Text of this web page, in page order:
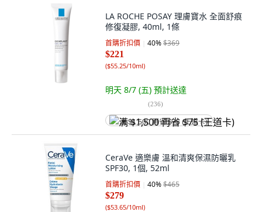
LA ROCHE POSAY 理膚寶水 全面舒痕
修復凝膠, 40ml, 1條
首購折扣價 40%$369
$221
($55.25/10ml)
明天 8/7 (五) 預計送達
(236)
满 $1,500 再省 $75 (王道卡)
CeraVe 適樂膚 溫和清爽保濕防曬乳
SPF30, 1個, 52ml
首購折扣價 40%$465
$279
($53.65/10ml)